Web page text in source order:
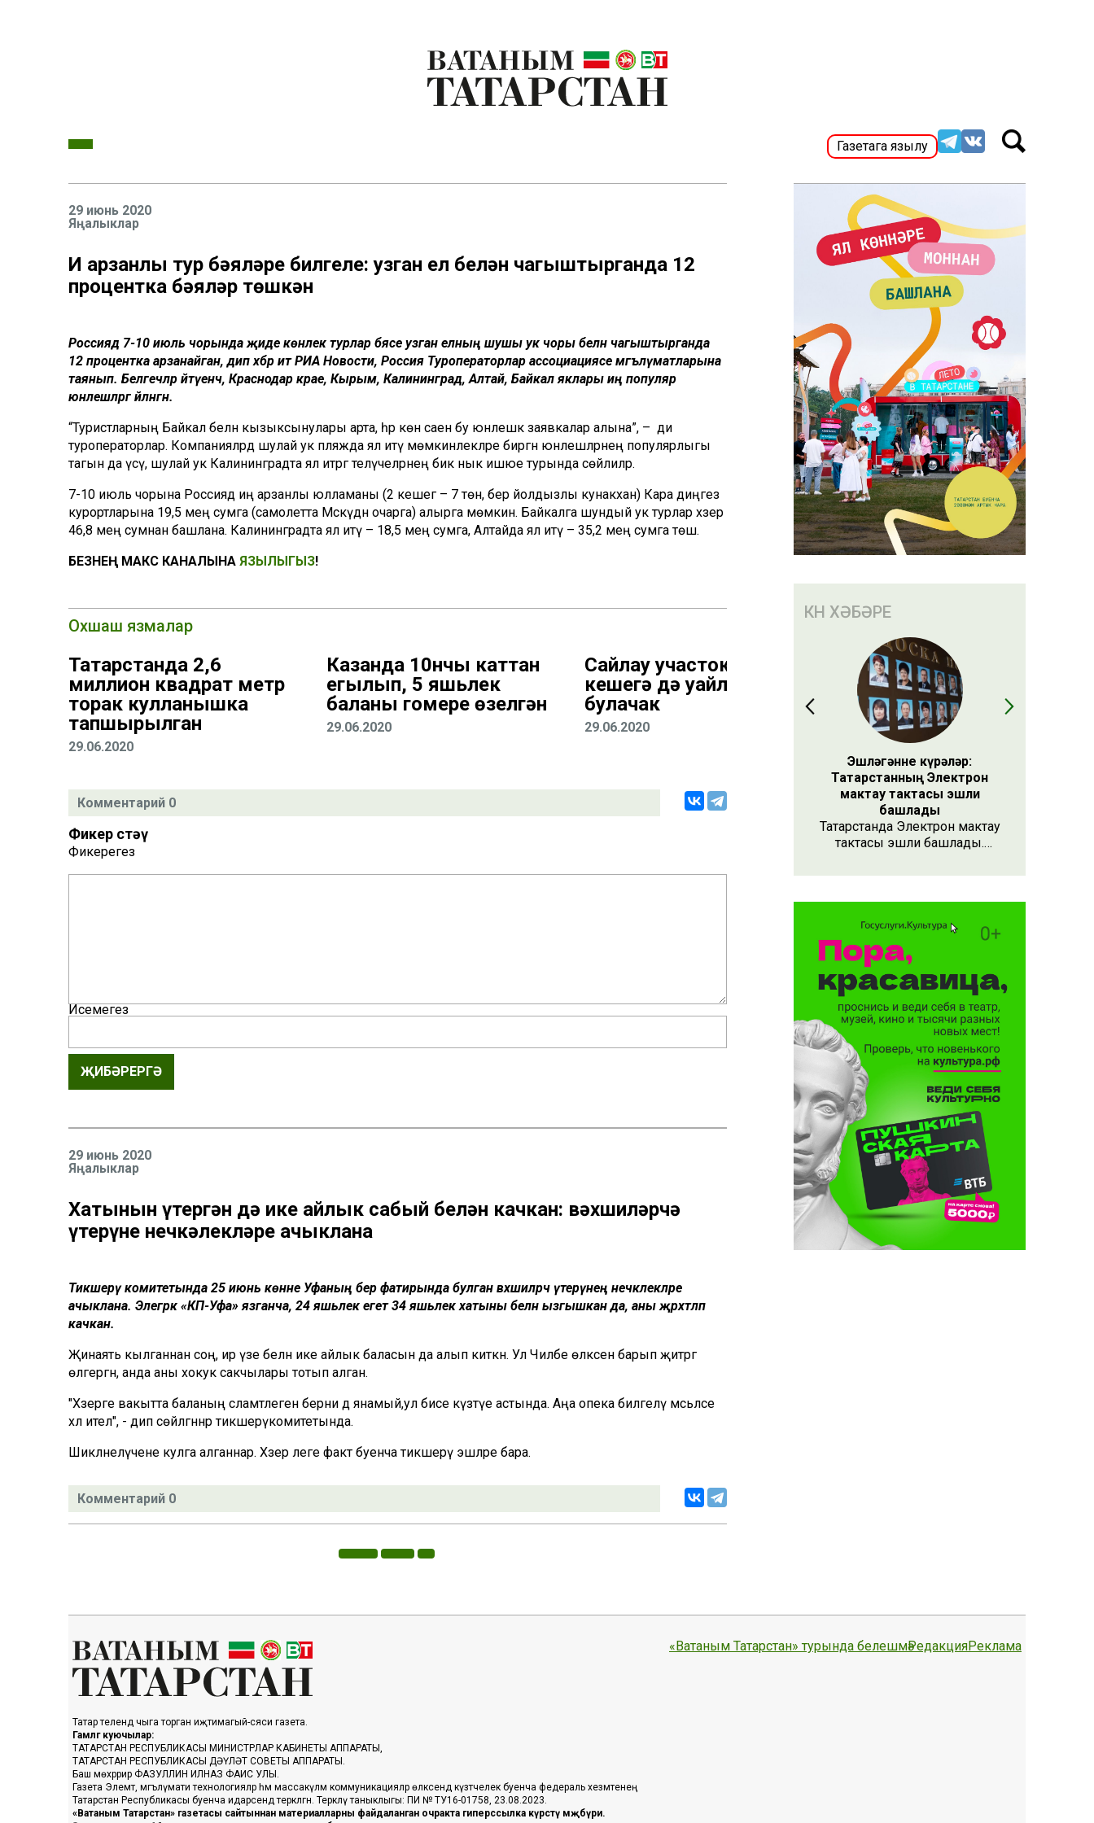
Газетага язылу
29 июнь 2020
Яңалыклар
Иң арзанлы тур бәяләре билгеле: узган ел белән чагыштырганда 12
процентка бәяләр төшкән
Россиядә 7-10 июль чорында җиде көнлек турлар бәясе узган елның шушы ук чоры белән чагыштырганда
12 процентка арзанайган, дип хәбәр итә РИА Новости, Россия Туроператорлар ассоциациясе мәгълүматларына
таянып. Белгечләр әйтүенчә, Краснодар крае, Кырым, Калининград, Алтай, Байкал яклары иң популяр
юнәлешләргә әйләнгән.
“Туристларның Байкал белән кызыксынулары арта, һәр көн саен бу юнәлешкә заявкалар алына”, – ди
туроператорлар. Компанияләрдә шулай ук пляжда ял итү мөмкинлекләре биргән юнәлешләрнең популярлыгы
тагын да үсү, шулай ук Калининградта ял итәргә теләүчеләрнең бик нык ишәюе турында сөйлиләр.
7-10 июль чорына Россиядә иң арзанлы юлламаны (2 кешегә – 7 төн, бер йолдызлы кунакханә) Кара диңгез
курортларына 19,5 мең сумга (самолетта Мәскәүдән очарга) алырга мөмкин. Байкалга шундый ук турлар хәзер
46,8 мең сумнан башлана. Калининградта ял итү – 18,5 мең сумга, Алтайда ял итү – 35,2 мең сумга төшә.
БЕЗНЕҢ МАКС КАНАЛЫНА ЯЗЫЛЫГЫЗ!
Охшаш язмалар
Татарстанда 2,6
миллион квадрат метр
торак кулланышка
тапшырылган
29.06.2020
Казанда 10нчы каттан
егылып, 5 яшьлек
баланың гомере өзелгән
29.06.2020
Сайлау участоклары бар
кешегә дә уңайлы
булачак
29.06.2020
Комментарий 0
Фикер өстәү
Фикерегез
Исемегез
ҖИБӘРЕРГӘ
29 июнь 2020
Яңалыклар
Хатынын үтергән дә ике айлык сабый белән качкан: вәхшиләрчә
үтерүнең нечкәлекләре ачыклана
Тикшерү комитетында 25 июнь көнне Уфаның бер фатирында булган вәхшиләрчә үтерүнең нечкәлекләре
ачыклана. Элегрәк «КП-Уфа» язганча, 24 яшьлек егет 34 яшьлек хатыны белән ызгышкан да, аны җәрәхәтләп
качкан.
Җинаять кылганнан соң, ир үзе белән ике айлык баласын да алып киткән. Ул Чиләбе өлкәсенә барып җитәргә
өлгергән, анда аны хокук сакчылары тотып алган.
"Хәзерге вакытта баланың сәламәтлегенә берни дә янамый,ул әбисе күзәтүе астында. Аңа опека билгеләү мәсьәләсе
хәл ителә", - дип сөйләгәннәр тикшерүкомитетында.
Шикләнелүчене кулга алганнар. Хәзер әлеге факт буенча тикшерү эшләре бара.
Комментарий 0
КӨН ХӘБӘРЕ
Эшләгәнне күрәләр:
Татарстанның Электрон
мактау тактасы эшли
башлады
Татарстанда Электрон мактау
тактасы эшли башлады.
күрсәтүнең заманча алымы
тупланган. Исемлекне ел
саен яңартып торачаклар.
Лаеклыларга исә махсус
таныклык та бирәчәкләр.
Татар телендә чыга торган иҗтимагый-сәяси газета.
Гамәлгә куючылар:
ТАТАРСТАН РЕСПУБЛИКАСЫ МИНИСТРЛАР КАБИНЕТЫ АППАРАТЫ,
ТАТАРСТАН РЕСПУБЛИКАСЫ ДӘҮЛӘТ СОВЕТЫ АППАРАТЫ.
Баш мөхәррир ФАЗУЛЛИН ИЛНАЗ ФАИС УЛЫ.
Газета Элемтә, мәгълүмати технологияләр һәм массакүләм коммуникацияләр өлкәсендә күзәтчелек буенча федераль хезмәтенең
Татарстан Республикасы буенча идарәсендә теркәлгән. Теркәлү таныклыгы: ПИ № ТУ16-01758, 23.08.2023.
«Ватаным Татарстан» газетасы сайтыннан материалларны файдаланган очракта гиперссылка күрсәтү мәҗбүри.
«Ватаным Татарстан» турында белешмәРедакцияРеклама